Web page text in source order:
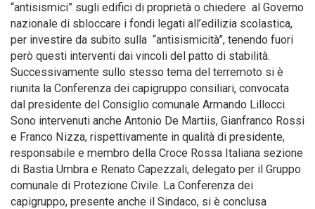
“antisismici” sugli edifici di proprietà o chiedere al Governo
nazionale di sbloccare i fondi legati all’edilizia scolastica,
per investire da subito sulla “antisismicità”, tenendo fuori
però questi interventi dai vincoli del patto di stabilità.
Successivamente sullo stesso tema del terremoto si è
riunita la Conferenza dei capigruppo consiliari, convocata
dal presidente del Consiglio comunale Armando Lillocci.
Sono intervenuti anche Antonio De Martiis, Gianfranco Rossi
e Franco Nizza, rispettivamente in qualità di presidente,
responsabile e membro della Croce Rossa Italiana sezione
di Bastia Umbra e Renato Capezzali, delegato per il Gruppo
comunale di Protezione Civile. La Conferenza dei
capigruppo, presente anche il Sindaco, si è conclusa